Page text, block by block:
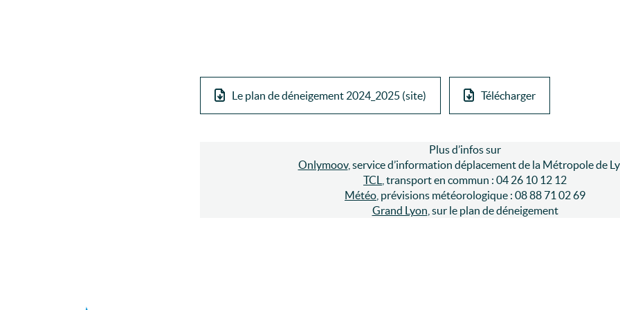
Le plan de déneigement 2024_2025 (site) Télécharger
Plus d’infos sur
Onlymoov, service d’information déplacement de la Métropole de
TCL
, transport en commun : 04 26 10 12 12
Météo , prévisions météorologique : 08 88 71 02 69
Grand Lyon , sur le plan de déneigement